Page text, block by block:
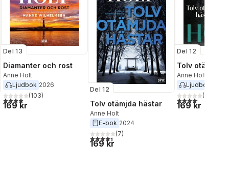
röster:
Del 13
Diamanter och rost
Anne Holt
Ljudbok 2026
4,0utav 5 stjärnor. Totalt antal röster:
(103)
169 kr
Del 12
Tolv otämjda hästar
Anne Holt
E-bok 2024
4,4utav 5 stjärnor. Totalt antal röster:
(7)
169 kr
Del 12
Tolv otämjda
Anne Holt
Ljudbok
4,1utav 5(
169 kr